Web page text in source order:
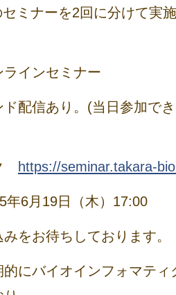
ミナーを2回に分けて実
インセミナー
配信あり。 (当日参加で
https://seminar.takara-
年6月19日（木）17:00
をお待ちしております。
的にバイオインフォマテ